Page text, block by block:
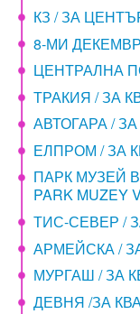
КЗ / ЗА
8-МИ
ЦЕНТРАЛНА
ТРАКИЯ / ЗА
АВТОГАРА / ЗА
ЕЛПРОМ / ЗА
ПАРК МУЗЕЙ
PARK MUZEY
ТИС-СЕВЕР /
АРМЕЙСКА /
МУРГАШ / ЗА
ДЕВНЯ /ЗА